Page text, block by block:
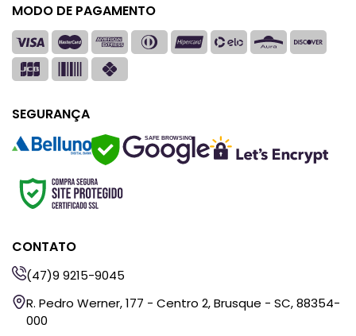
MODO DE PAGAMENTO
SEGURANÇA
SAFE BROWSING
CONTATO
(47)9 9215-9045
R. Pedro Werner, 177 - Centro 2, Brusque - SC, 88354-
000